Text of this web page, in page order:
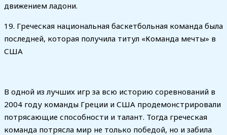
движением ладони.
19. Греческая национальная баскетбольная команда была
последней, которая получила титул «Команда мечты» в
США
В одной из лучших игр за всю историю соревнований в
2004 году команды Греции и США продемонстрировали
потрясающие способности и талант. Тогда греческая
команда потрясла мир не только победой, но и забила